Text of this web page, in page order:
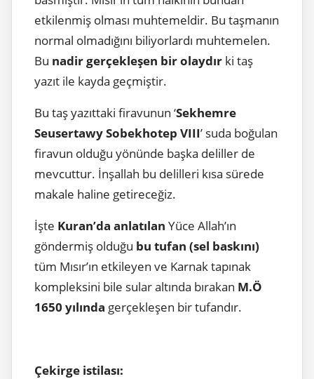
etkilenmiş olması muhtemeldir. Bu taşmanın
normal olmadığını biliyorlardı muhtemelen.
Bu nadir gerçekleşen bir olaydır ki taş
yazıt ile kayda geçmiştir.
Bu taş yazıttaki firavunun ‘Sekhemre
Seusertawy Sobekhotep VIII’ suda boğulan
firavun olduğu yönünde başka deliller de
mevcuttur. İnşallah bu delilleri kısa sürede
makale haline getireceğiz.
İşte Kuran’da anlatılan Yüce Allah’ın
göndermiş olduğu bu tufan (sel baskını)
tüm Mısır’ın etkileyen ve Karnak tapınak
kompleksini bile sular altında bırakan M.Ö
1650 yılında gerçekleşen bir tufandır.
Çekirge istilası: